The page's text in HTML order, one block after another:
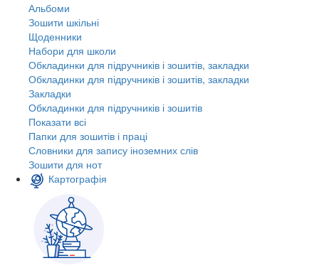
Альбоми
Зошити шкільні
Щоденники
Набори для школи
Обкладинки для підручників і зошитів, закладки
Обкладинки для підручників і зошитів, закладки
Закладки
Обкладинки для підручників і зошитів
Показати всі
Папки для зошитів і праці
Словники для запису іноземних слів
Зошити для нот
Картографія